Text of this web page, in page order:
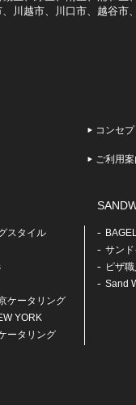
川越市、川口市、越谷市
コンセプ
ご利用案
スタイル
ケータリング
YORK
ータリング
サン
ピザ
Sand